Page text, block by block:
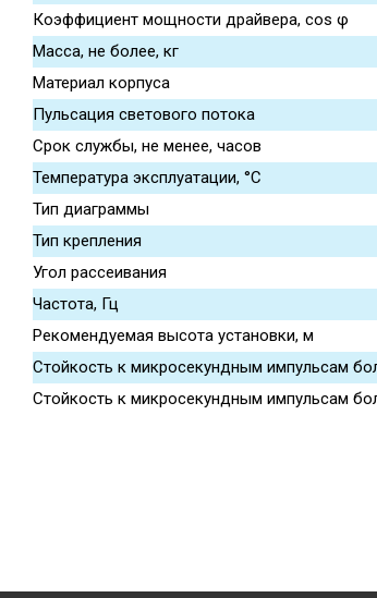
Коэффициент мощности драйвера, cos φ
Масса, не более, кг
Материал корпуса
Пульсация светового потока
Срок службы, не менее, часов
Температура эксплуатации, °С
Тип диаграммы
Тип крепления
Угол рассеивания
Частота, Гц
Рекомендуемая высота установки, м
Стойкость к микросекундным импульсам
Стойкость к микросекундным импульсам